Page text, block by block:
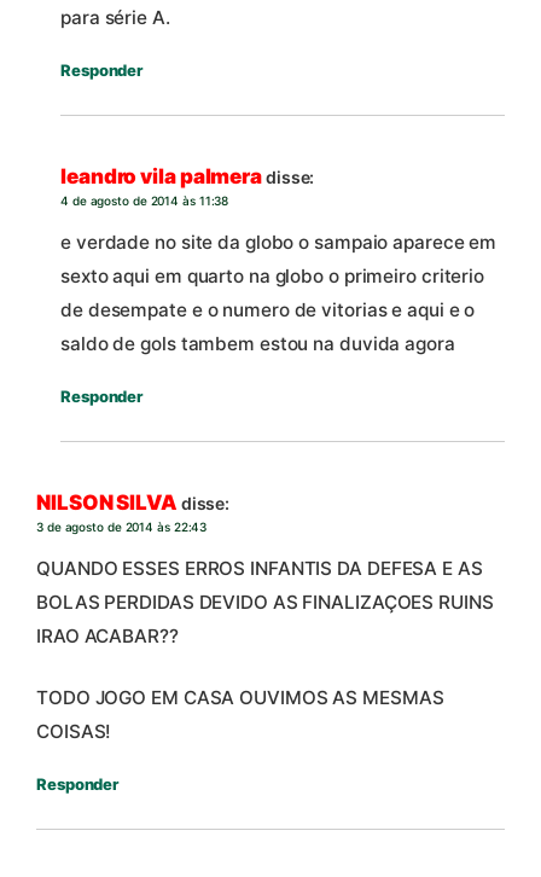
para série A.
Responder
leandro vila palmeradisse:
4 de agosto de 2014 às 11:38
e verdade no site da globo o sampaio aparece em
sexto aqui em quarto na globo o primeiro criterio
de desempate e o numero de vitorias e aqui e o
saldo de gols tambem estou na duvida agora
Responder
NILSON SILVA disse:
3 de agosto de 2014 às 22:43
QUANDO ESSES ERROS INFANTIS DA DEFESA E AS
BOLAS PERDIDAS DEVIDO AS FINALIZAÇOES RUINS
IRAO ACABAR??
TODO JOGO EM CASA OUVIMOS AS MESMAS
COISAS!
Responder